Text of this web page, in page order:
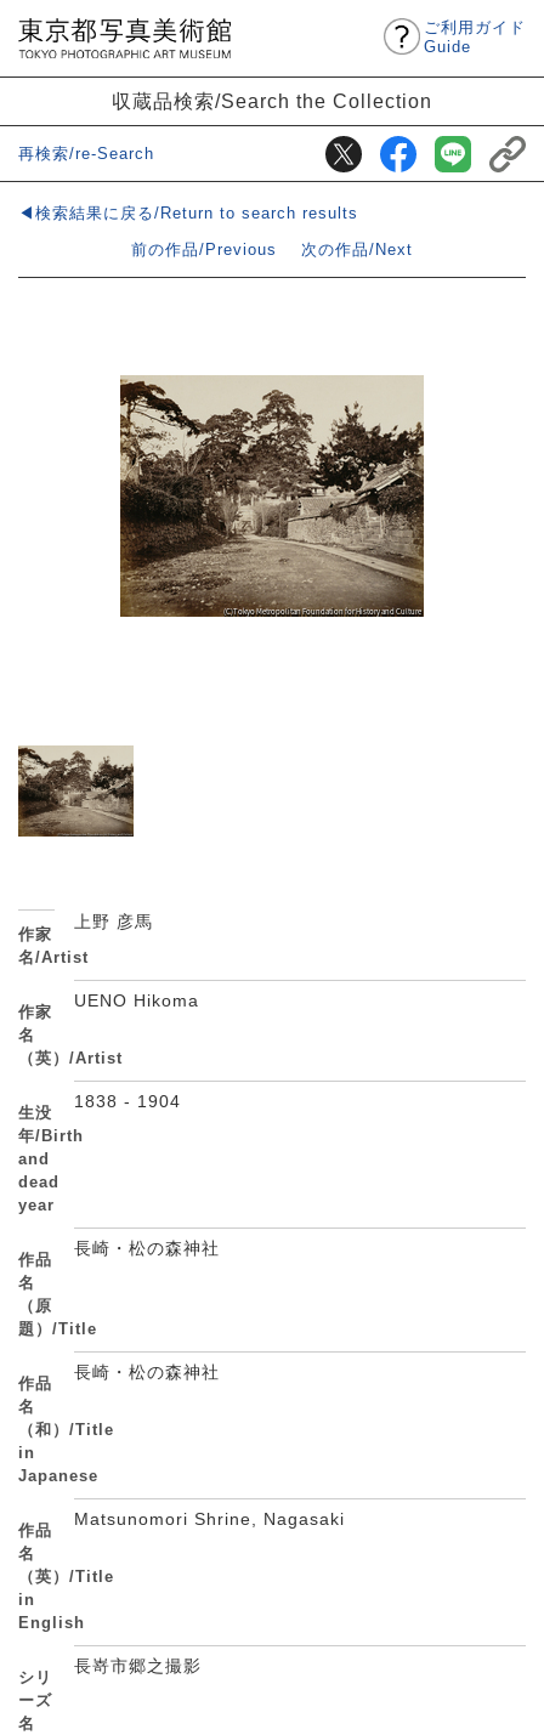
ご利用ガイド
Guide
収蔵品検索/Search the Collection
再検索/re-Search
◀検索結果に戻る/Return to search results
前の作品/Previous
次の作品/Next
作家
名/Artist
上野 彦馬
作家
名
（英）/Artist
UENO Hikoma
生没
年/Birth
and
dead
year
1838 - 1904
作品
名
（原
題）/Title
長崎・松の森神社
作品
名
（和）/Title
in
Japanese
長崎・松の森神社
作品
名
（英）/Title
in
English
Matsunomori Shrine, Nagasaki
シリ
ーズ
名
長嵜市郷之撮影